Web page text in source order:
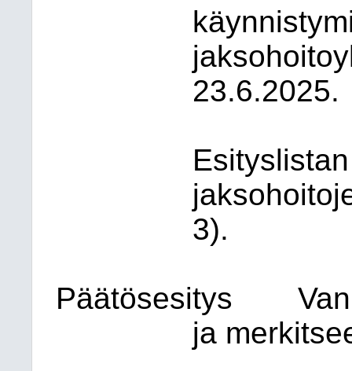
23.6.2025.
3).
Päätösesitys
ja